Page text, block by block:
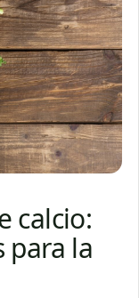
calcio:
para la